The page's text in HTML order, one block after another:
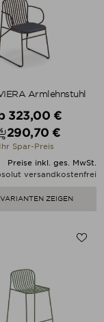
Armlehnstuhl
323,00 €
Preis
290,70 €
Ihr Spar-Preis
Preise inkl. ges. MwSt.
versandkostenfrei
ZEIGEN